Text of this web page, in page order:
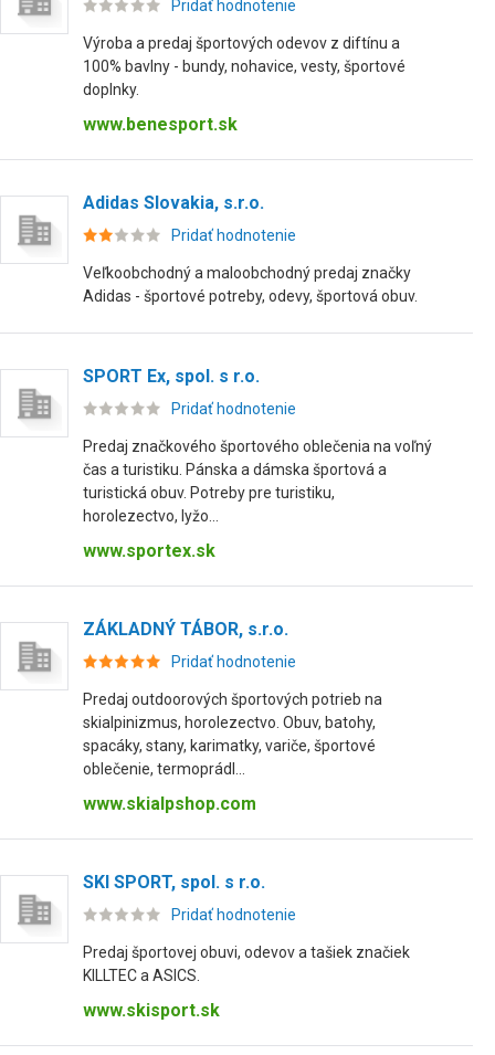
Pridať hodnotenie
Výroba a predaj športových odevov z diftínu a
100% bavlny - bundy, nohavice, vesty, športové
doplnky.
www.benesport.sk
Adidas Slovakia, s.r.o.
Pridať hodnotenie
Veľkoobchodný a maloobchodný predaj značky
Adidas - športové potreby, odevy, športová obuv.
SPORT Ex, spol. s r.o.
Pridať hodnotenie
Predaj značkového športového oblečenia na voľný
čas a turistiku. Pánska a dámska športová a
turistická obuv. Potreby pre turistiku,
horolezectvo, lyžo...
www.sportex.sk
ZÁKLADNÝ TÁBOR, s.r.o.
Pridať hodnotenie
Predaj outdoorových športových potrieb na
skialpinizmus, horolezectvo. Obuv, batohy,
spacáky, stany, karimatky, variče, športové
oblečenie, termoprádl...
www.skialpshop.com
SKI SPORT, spol. s r.o.
Pridať hodnotenie
Predaj športovej obuvi, odevov a tašiek značiek
KILLTEC a ASICS.
www.skisport.sk